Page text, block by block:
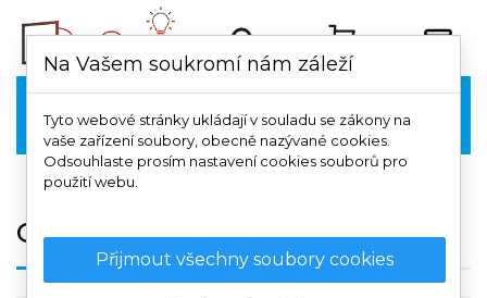
OnePlus 
OnePlus Nord CE 4 Lite 5G
Na Vašem soukromí nám záleží
Tyto webové stránky ukládají v souladu se zákony na
vaše zařízení soubory, obecně nazývané cookies.
Odsouhlaste prosím nastavení cookies souborů pro
použití webu.
Přijmout všechny soubory cookies